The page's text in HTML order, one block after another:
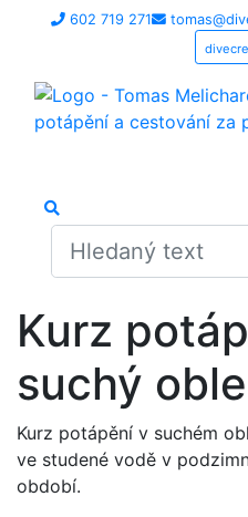
602 719 271
Kurz
suchý
Kurz potápění v suchém
ve studené vodě v
období.